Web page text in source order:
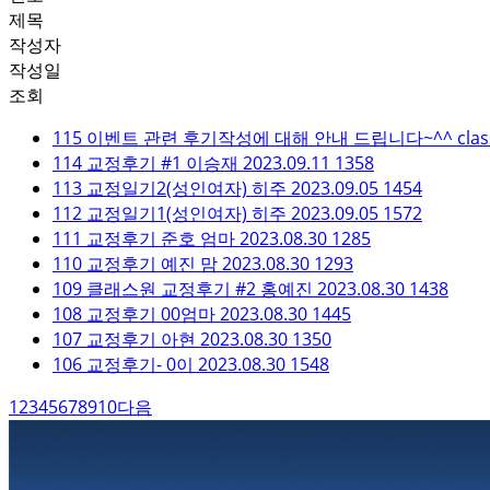
제목
작성자
작성일
조회
115 이벤트 관련 후기작성에 대해 안내 드립니다~^^
114 교정후기 #1 이승재 2023.09.11 1358
113 교정일기2(성인여자) 히주 2023.09.05 1454
112 교정일기1(성인여자) 히주 2023.09.05 1572
111 교정후기 준호 엄마2023.08.30 1285
110 교정후기 예진 맘2023.08.30 1293
109 클래스원 교정후기 #2 홍예진 2023.08.30 1438
108 교정후기 00엄마2023.08.30 1445
107 교정후기 아현 2023.08.30 1350
106 교정후기-0이 2023.08.30 1548
12345678910다음